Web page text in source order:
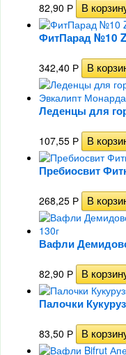
82,90 Р
ФитПарад №10
342,40 Р
Леденцы для
107,55 Р
Пребиосвит
268,25 Р
Вафли
82,90 Р
Палочки
83,50 Р